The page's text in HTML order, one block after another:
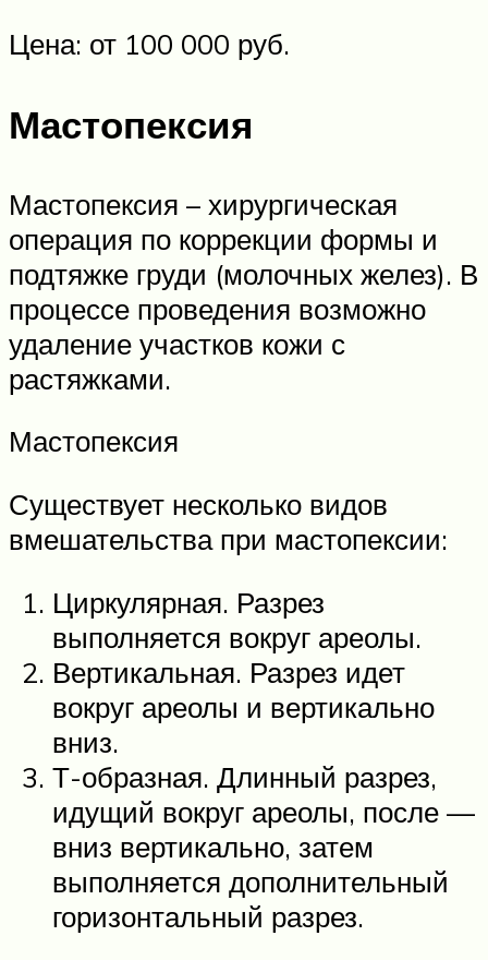
Цена: от 100 000 руб.
Мастопексия
Мастопексия – хирургическая
операция по коррекции формы и
подтяжке груди (молочных желез). В
процессе проведения возможно
удаление участков кожи с
растяжками.
Мастопексия
Существует несколько видов
вмешательства при мастопексии:
Циркулярная. Разрез
выполняется вокруг ареолы.
Вертикальная. Разрез идет
вокруг ареолы и вертикально
вниз.
Т-образная. Длинный разрез,
идущий вокруг ареолы, после —
вниз вертикально, затем
выполняется дополнительный
горизонтальный разрез.